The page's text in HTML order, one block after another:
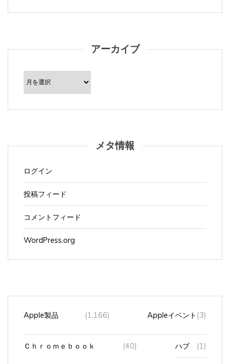
ー
イ
投稿フィード
コメントフィード
WordPress.org
Ｃｈｒｏｍｅｂｏｏｋ (40) ハブ (1)
マウス(5)